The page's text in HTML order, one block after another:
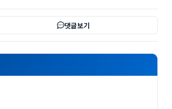
댓글보기